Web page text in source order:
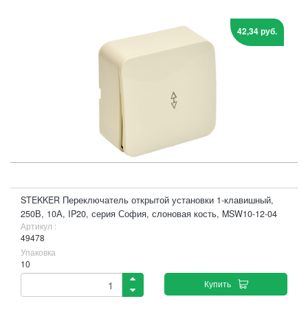
42,34 руб.
STEKKER Переключатель открытой установки 1-клавишный,
250В, 10А, IP20, серия София, слоновая кость, MSW10-12-04
Артикул :
49478
Упаковка
10
Купить